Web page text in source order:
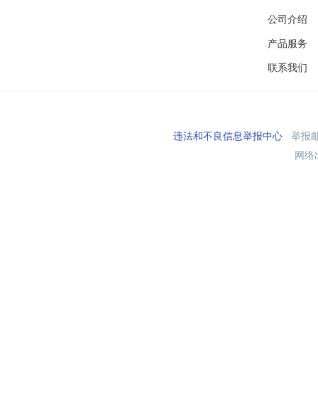
公司介绍
产品服务
联系我们
违法和不良信息举报中心举报
网